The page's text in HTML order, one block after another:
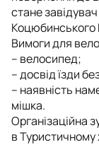
стане
Вимоги для
– велосипед;
– досвід їзди
– наявність
мішка.
Організаційна
в Туристичному